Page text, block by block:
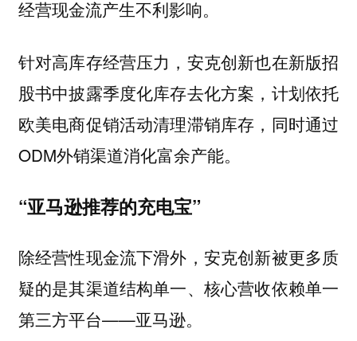
经营现金流产生不利影响。
针对高库存经营压力，安克创新也在新版招
股书中披露季度化库存去化方案，计划依托
欧美电商促销活动清理滞销库存，同时通过
ODM外销渠道消化富余产能。
“亚马逊推荐的充电宝”
除经营性现金流下滑外，安克创新被更多质
疑的是其渠道结构单一、核心营收依赖单一
第三方平台——亚马逊。